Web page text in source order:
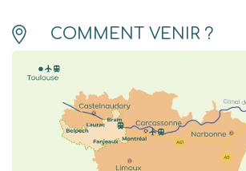
COMMENT VENIR ?